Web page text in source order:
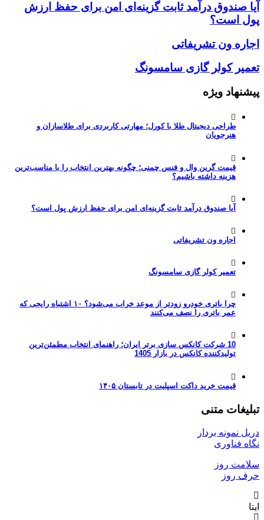
آیا صندوق درآمد ثابت گزینه‌ای امن برای حفظ ارزش
پول است؟
اجاره ون تشریفاتی
تعمیر کولر گازی سامسونگ
پیشنهاد ویژه
طراحی دیجیتال طلا با کورل؛ مهارتی کاربردی برای طلاسازان و
هنرجویان
قیمت گرین وال و فنس چمنی؛ چگونه بهترین انتخاب را با مناسب‌ترین
هزینه داشته باشیم؟
آیا صندوق درآمد ثابت گزینه‌ای امن برای حفظ ارزش پول است؟
اجاره ون تشریفاتی
تعمیر کولر گازی سامسونگ
چرا باتری خودرو زودتر از موعد خراب می‌شود؟ ۱۰ اشتباه رایجی که
عمر باتری را نصف می‌کنند
10 شرکت کانکس سازی برتر ایران؛ راهنمای انتخاب مطمئن‌ترین
تولیدکننده کانکس در بازار 1405
قیمت خرید داکت اسپلیت در تابستان ۱۴۰۵
تبلیغات متنی
دریل نمونه بردار
نگاه فناوری
سلامت روز
حرف روز
ایتا